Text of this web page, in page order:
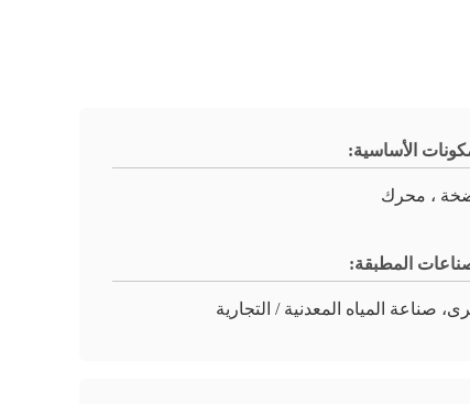
الأساسية:
، محرك
المطبقة:
صناعة المياه المعدنية / التجارية